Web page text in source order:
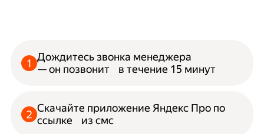
Дождитесь звонка менеджера
— он позвонит в течение 15 минут
Скачайте приложение Яндекс Про по
ссылке из смс